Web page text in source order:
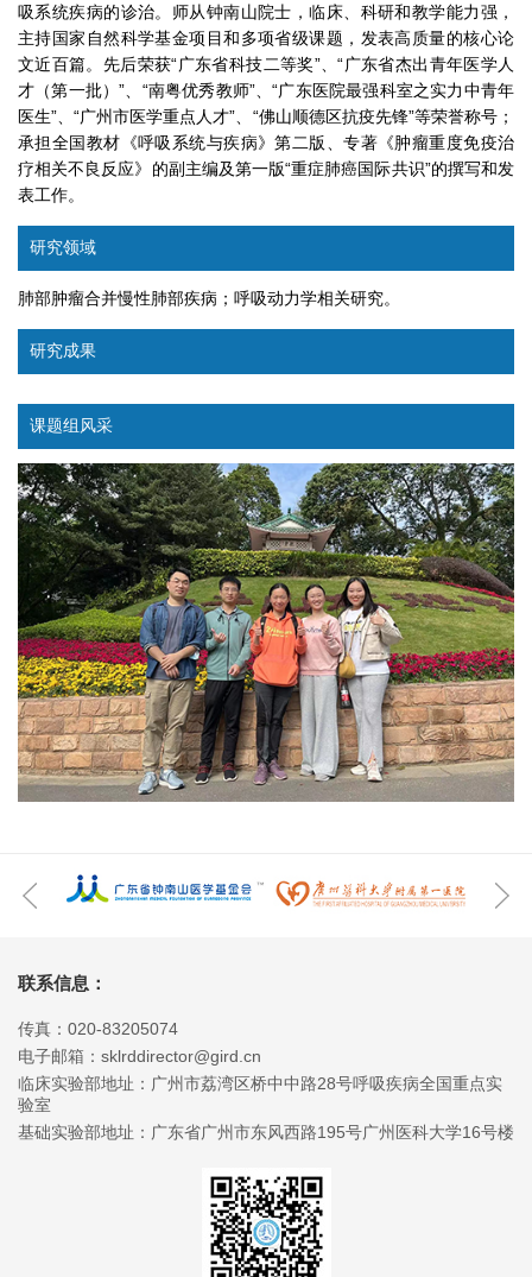
吸系统疾病的诊治。师从钟南山院士，临床、科研和教学能力强，
主持国家自然科学基金项目和多项省级课题，发表高质量的核心论
文近百篇。先后荣获“广东省科技二等奖”、“广东省杰出青年医学人
才（第一批）”、“南粤优秀教师”、“广东医院最强科室之实力中青年
医生”、“广州市医学重点人才”、“佛山顺德区抗疫先锋”等荣誉称号；
承担全国教材《呼吸系统与疾病》第二版、专著《肿瘤重度免疫治
疗相关不良反应》的副主编及第一版“重症肺癌国际共识”的撰写和发
表工作。
研究领域
肺部肿瘤合并慢性肺部疾病；呼吸动力学相关研究。
研究成果
课题组风采
联系信息：
传真：020-83205074
电子邮箱：sklrddirector@gird.cn
临床实验部地址：广州市荔湾区桥中中路28号呼吸疾病全国重点实
验室
基础实验部地址：广东省广州市东风西路195号广州医科大学16号楼